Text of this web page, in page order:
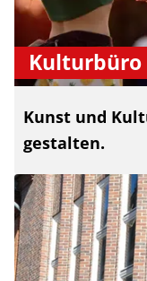
Kulturbüro
Kunst und
gestalten.